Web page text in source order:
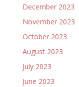
December 2023
November 2023
October 2023
August 2023
July 2023
June 2023